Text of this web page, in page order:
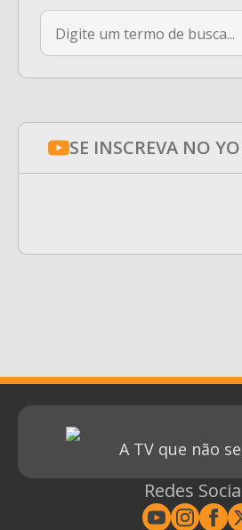
SE INSCREVA NO
A TV que não
Redes